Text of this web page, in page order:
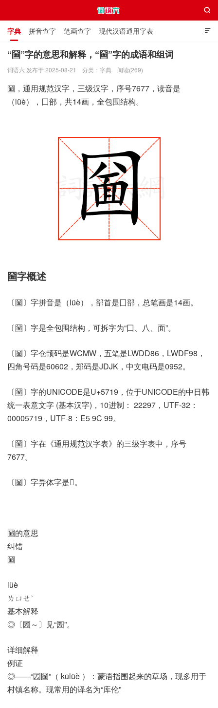

字典 拼音查字 笔画查字 现代汉语通用字表
通用规范汉字表 叠字大全 独体字大全 极简英语词典

“圙”字的意思和解释，“圙”字的成语和组词
词语六 发布于 2025-08-21 分类： 字典 阅读(269)
圙，通用规范汉字，三级汉字，序号7677，读音是
（lüè），囗部，共14画，全包围结构。
圙字概述
〔圙〕字拼音是（lüè），部首是囗部，总笔画是14画。
〔圙〕字是全包围结构，可拆字为“囗、八、面”。
〔圙〕字仓颉码是WCMW，五笔是LWDD86，LWDF98，
四角号码是60602，郑码是JDJK，中文电码是0952。
〔圙〕字的UNICODE是U+5719，位于UNICODE的中日韩
统一表意文字 (基本汉字)，10进制： 22297，UTF-32：
00005719，UTF-8：E5 9C 99。
〔圙〕字在《通用规范汉字表》的三级字表中，序号
7677。
〔圙〕字异体字是𠼟。
圙的意思
纠错
圙
lüè
ㄌㄩㄝˋ
基本解释
◎〔圐～〕见“圐”。
详细解释
例证
◎——“圐圙”（ kūlüè ）：蒙语指围起来的草场，现多用于
村镇名称。现常用的译名为“库伦”